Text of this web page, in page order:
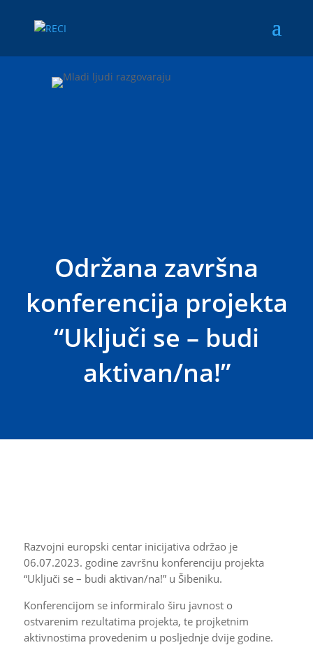
Održana završna
konferencija projekta
“Uključi se – budi
aktivan/na!”
Razvojni europski centar inicijativa održao je
06.07.2023. godine završnu konferenciju projekta
“Uključi se – budi aktivan/na!” u Šibeniku.
Konferencijom se informiralo širu javnost o
ostvarenim rezultatima projekta, te projketnim
aktivnostima provedenim u posljednje dvije godine.